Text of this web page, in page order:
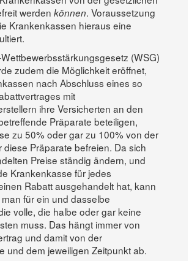
werden können. Voraussetzung
Krankenkassen hieraus eine
(WSG)
zudem die Möglichkeit eröffnet,
nach Abschluss eines so
mit
ihre Versicherten an den
Präparate beteiligen,
zu 50% oder gar zu 100% von der
diese Präparate befreien. Da sich
Preise ständig ändern, und
Krankenkasse für jedes
Rabatt ausgehandelt hat, kann
für ein und dasselbe
volle, die halbe oder gar keine
muss. Das hängt immer von
und damit von der
und dem jeweiligen Zeitpunkt ab.